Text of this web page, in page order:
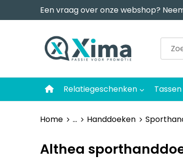
Een vraag over onze webshop?
Relatiegeschenken Tassen
Home ... Handdoeken
Althea